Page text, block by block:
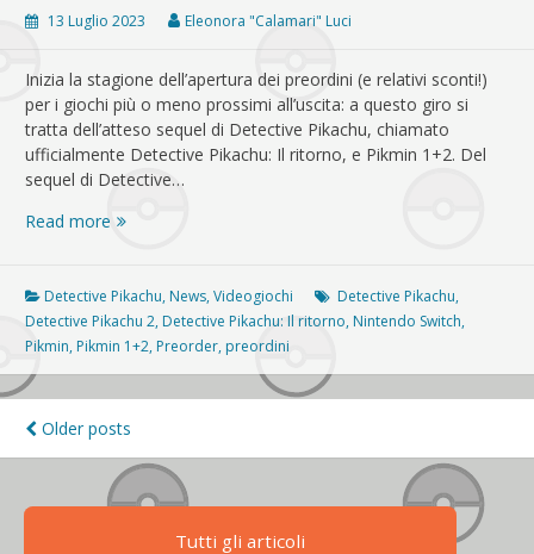
13 Luglio 2023 Eleonora "Calamari" Luci
Inizia la stagione dell’apertura dei preordini (e relativi sconti!)
per i giochi più o meno prossimi all’uscita: a questo giro si
tratta dell’atteso sequel di Detective Pikachu, chiamato
ufficialmente Detective Pikachu: Il ritorno, e Pikmin 1+2. Del
sequel di Detective…
Read more Aperti
per
Detective
Pikachu:
Il
ritorno
e
Detective Pikachu, News,Videogiochi Detective Pikachu,
Detective Pikachu 2, Detective Pikachu: Il ritorno, Nintendo Switch,
Pikmin, Pikmin 1+2, Preorder, preordini
Navigazione
articoli
Older posts
Tutti gli articoli